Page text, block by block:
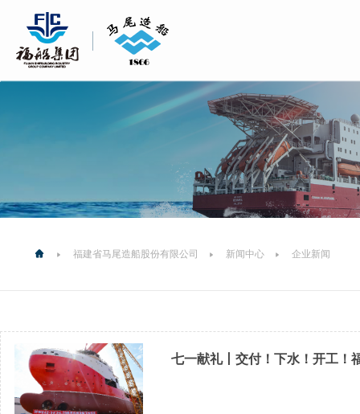
福建省马尾造船股份有限公司 新闻中心 企业新闻
七一献礼丨交付！下水！开工！